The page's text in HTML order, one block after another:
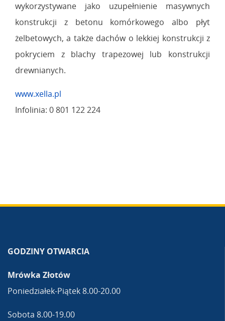
wykorzystywane jako uzupełnienie masywnych
konstrukcji z betonu komórkowego albo płyt
żelbetowych, a także dachów o lekkiej konstrukcji z
pokryciem z blachy trapezowej lub konstrukcji
drewnianych.
www.xella.pl
Infolinia: 0 801 122 224
GODZINY OTWARCIA
Mrówka Złotów
Poniedziałek-Piątek 8.00-20.00
Sobota 8.00-19.00